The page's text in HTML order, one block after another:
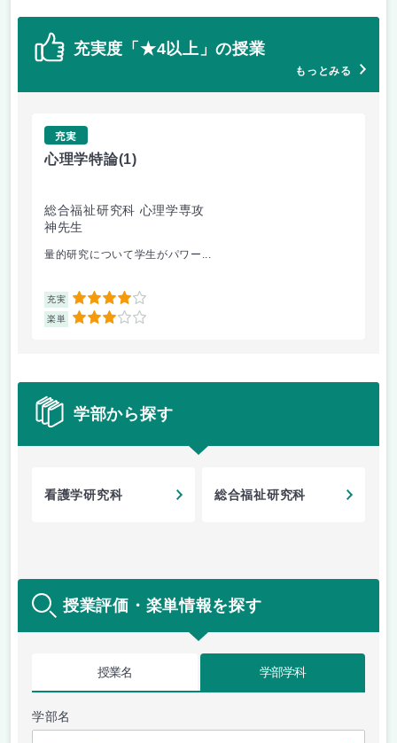
充実度「★4以上」の授業
もっとみる
充実
心理学特論(1)
総合福祉研究科 心理学専攻
神先生
量的研究について学生がパワー...
充実 4
楽単 3
学部から探す
看護学研究科 総合福祉研究科
授業評価・楽単情報を探す
授業名 学部学科
学部名